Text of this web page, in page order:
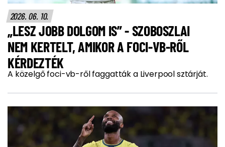
2026. 06. 10.
„LESZ JOBB DOLGOM IS” - SZOBOSZLAI
NEM KERTELT, AMIKOR A FOCI-VB-RŐL
KÉRDEZTÉK
A közelgő foci-vb-ről faggatták a Liverpool sztárját.